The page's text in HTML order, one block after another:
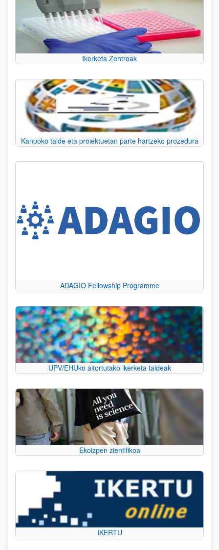
Ikerketa Zentroak
Kanpoko talde eta proiektuetan parte hartzeko prozedura
ADAGIO Fellowship Programme
UPV/EHUko aitortutako ikerketa taldeak
Ekoizpen zientifikoa
IKERTU